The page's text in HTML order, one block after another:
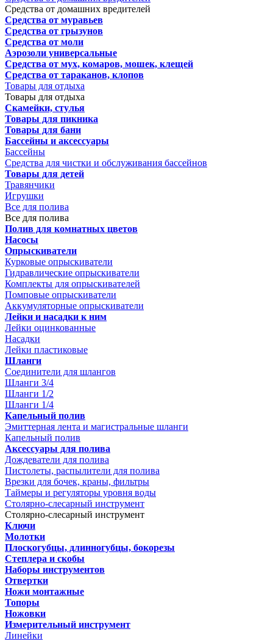
Средства от домашних вредителей
Средства от муравьев
Средства от грызунов
Средства от моли
Аэрозоли универсальные
Средства от мух, комаров, мошек, клещей
Средства от тараканов, клопов
Товары для отдыха
Товары для отдыха
Скамейки, стулья
Товары для пикника
Товары для бани
Бассейны и аксессуары
Бассейны
Средства для чистки и обслуживания бассейнов
Товары для детей
Травянчики
Игрушки
Все для полива
Все для полива
Полив для комнатных цветов
Насосы
Опрыскиватели
Курковые опрыскиватели
Гидравлические опрыскиватели
Комплекты для опрыскивателей
Помповые опрыскиватели
Аккумуляторные опрыскиватели
Лейки и насадки к ним
Лейки оцинкованные
Насадки
Лейки пластиковые
Шланги
Соединители для шлангов
Шланги 3/4
Шланги 1/2
Шланги 1/4
Капельный полив
Эмиттерная лента и магистральные шланги
Капельный полив
Аксессуары для полива
Дождеватели для полива
Пистолеты, распылители для полива
Врезки для бочек, краны, фильтры
Таймеры и регуляторы уровня воды
Столярно-слесарный инструмент
Столярно-слесарный инструмент
Ключи
Молотки
Плоскогубцы, длинногубцы, бокорезы
Степлера и скобы
Наборы инструментов
Отвертки
Ножи монтажные
Топоры
Ножовки
Измерительный инструмент
Линейки